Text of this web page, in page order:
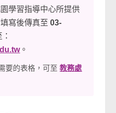
學習指導中心所提供
寫後傳真至03-
。
要的表格，可至教務處